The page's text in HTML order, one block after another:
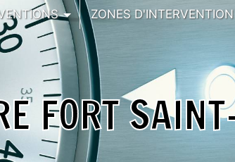
ZONES D'INTERVENTION
FORT